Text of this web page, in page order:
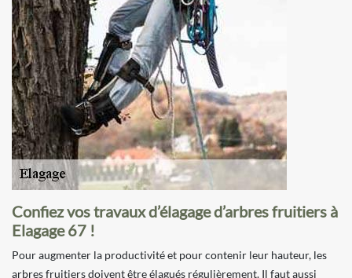
Confiez vos travaux d’élagage d’arbres fruitiers à
Elagage 67 !
Pour augmenter la productivité et pour contenir leur hauteur, les
arbres fruitiers doivent être élagués régulièrement. Il faut aussi